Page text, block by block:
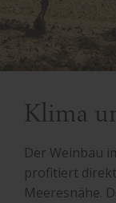
Klima
Der Weinbau
profitiert
Meeresnähe.